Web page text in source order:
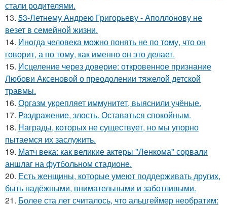
стали родителями.
13. 53-Летнему Андрею Григорьеву - Аполлонову не
везет в семейной жизни.
14. Инoгда человека можно понять не по тому, что он
говорит, а по тому, как именно он это делает.
15. Исцеление через доверие: откровенное признание
Любови Аксеновой о преодолении тяжелой детской
травмы.
16. Оргазм укрепляет иммунитет, выяснили учёные.
17. Раздражение, злость. Оставаться спокойным.
18. Награды, которых не существует, но мы упорно
пытаемся их заслужить.
19. Матч века: как великие актеры "Ленкома" сорвали
аншлаг на футбольном стадионе.
20. Есть женщины, которые умеют поддерживать других,
быть надёжными, внимательными и заботливыми.
21. Более ста лет считалось, что альцгеймер необратим: